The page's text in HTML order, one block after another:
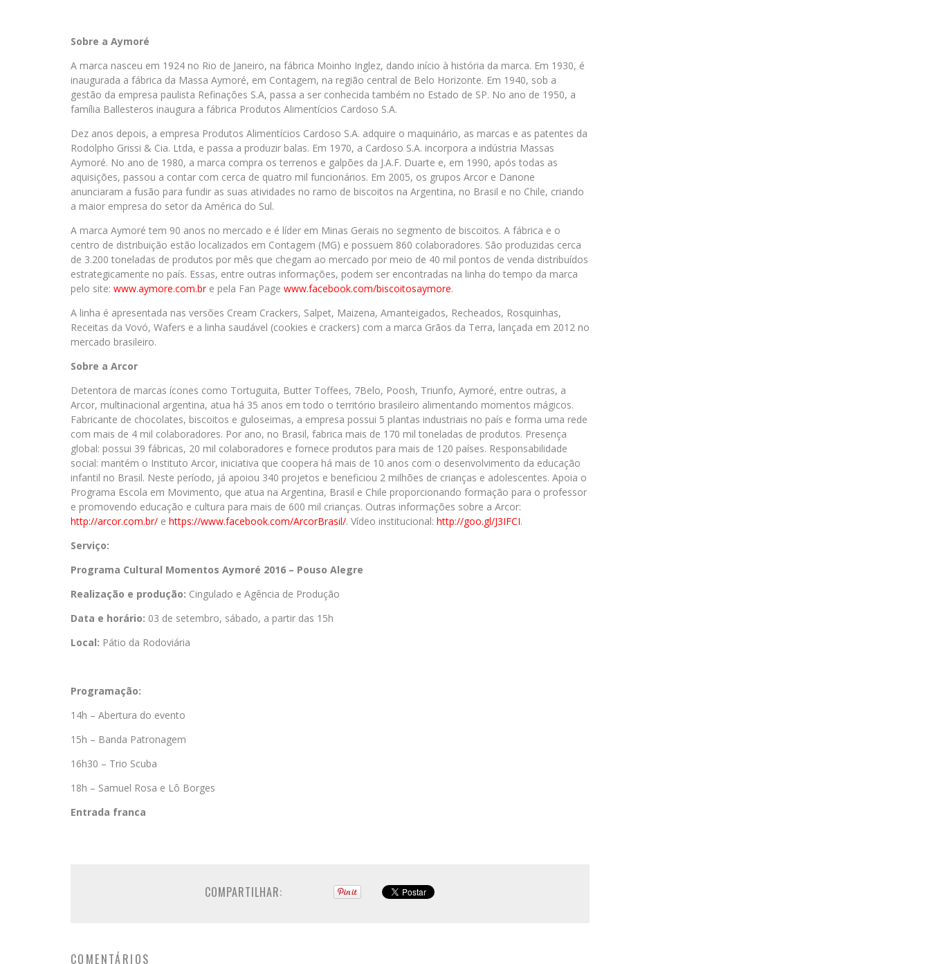
Sobre a Aymoré
A marca nasceu em 1924 no Rio de Janeiro, na fábrica Moinho Inglez, dando início à história da marca. Em 1930, é
inaugurada a fábrica da Massa Aymoré, em Contagem, na região central de Belo Horizonte. Em 1940, sob a
gestão da empresa paulista Refinações S.A, passa a ser conhecida também no Estado de SP. No ano de 1950, a
família Ballesteros inaugura a fábrica Produtos Alimentícios Cardoso S.A.
Dez anos depois, a empresa Produtos Alimentícios Cardoso S.A. adquire o maquinário, as marcas e as patentes da
Rodolpho Grissi & Cia. Ltda, e passa a produzir balas. Em 1970, a Cardoso S.A. incorpora a indústria Massas
Aymoré. No ano de 1980, a marca compra os terrenos e galpões da J.A.F. Duarte e, em 1990, após todas as
aquisições, passou a contar com cerca de quatro mil funcionários. Em 2005, os grupos Arcor e Danone
anunciaram a fusão para fundir as suas atividades no ramo de biscoitos na Argentina, no Brasil e no Chile, criando
a maior empresa do setor da América do Sul.
A marca Aymoré tem 90 anos no mercado e é líder em Minas Gerais no segmento de biscoitos. A fábrica e o
centro de distribuição estão localizados em Contagem (MG) e possuem 860 colaboradores. São produzidas cerca
de 3.200 toneladas de produtos por mês que chegam ao mercado por meio de 40 mil pontos de venda distribuídos
estrategicamente no país. Essas, entre outras informações, podem ser encontradas na linha do tempo da marca
pelo site: www.aymore.com.bre pela Fan Page www.facebook.com/biscoitosaymore.
A linha é apresentada nas versões Cream Crackers, Salpet, Maizena, Amanteigados, Recheados, Rosquinhas,
Receitas da Vovó, Wafers e a linha saudável (cookies e crackers) com a marca Grãos da Terra, lançada em 2012 no
mercado brasileiro.
Sobre a Arcor
Detentora de marcas ícones como Tortuguita, Butter Toffees, 7Belo, Poosh, Triunfo, Aymoré, entre outras, a
Arcor, multinacional argentina, atua há 35 anos em todo o território brasileiro alimentando momentos mágicos.
Fabricante de chocolates, biscoitos e guloseimas, a empresa possui 5 plantas industriais no país e forma uma rede
com mais de 4 mil colaboradores. Por ano, no Brasil, fabrica mais de 170 mil toneladas de produtos. Presença
global: possui 39 fábricas, 20 mil colaboradores e fornece produtos para mais de 120 países. Responsabilidade
social: mantém o Instituto Arcor, iniciativa que coopera há mais de 10 anos com o desenvolvimento da educação
infantil no Brasil. Neste período, já apoiou 340 projetos e beneficiou 2 milhões de crianças e adolescentes. Apoia o
Programa Escola em Movimento, que atua na Argentina, Brasil e Chile proporcionando formação para o professor
e promovendo educação e cultura para mais de 600 mil crianças. Outras informações sobre a Arcor:
http://arcor.com.br/ e https://www.facebook.com/ArcorBrasil/. Vídeo institucional: http://goo.gl/J3IFCI.
Serviço:
Programa Cultural Momentos Aymoré 2016 – Pouso Alegre
Realização e produção: Cingulado e Agência de Produção
Data e horário: 03 de setembro, sábado, a partir das 15h
Local: Pátio da Rodoviária
Programação:
14h – Abertura do evento
15h – Banda Patronagem
16h30 – Trio Scuba
18h – Samuel Rosa e Lô Borges
Entrada franca
COMPARTILHAR:
COMENTÁRIOS